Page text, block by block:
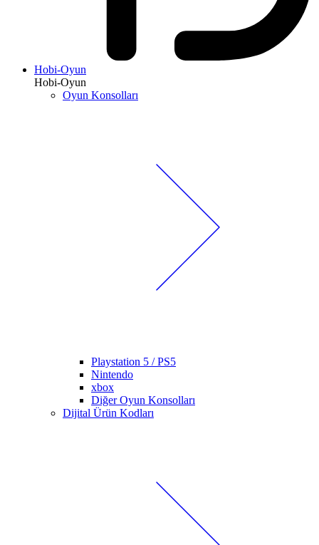
Hobi-Oyun
Hobi-Oyun
Oyun Konsolları
Playstation 5 / PS5
Nintendo
xbox
Diğer Oyun Konsolları
Dijital Ürün Kodları